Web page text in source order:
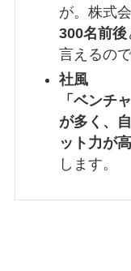
が。株式
300名前後
言えるの
社風
「ベンチ
が多く、
ット力が高
します。